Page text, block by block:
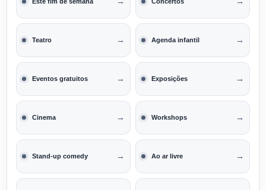
Este fim de semana Concertos
Teatro → Agenda infantil →
Eventos gratuitos → Exposições →
Cinema → Workshops →
Stand-up comedy → Ao ar livre →